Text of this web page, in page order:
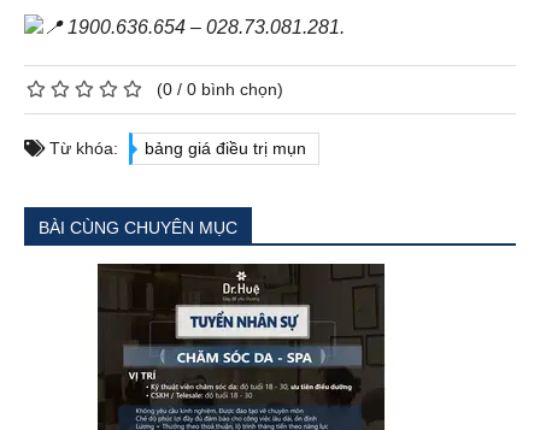
1900.636.654 – 028.73.081.281.
(0 / 0 bình chọn)
Từ khóa: bảng giá điều trị mụn
BÀI CÙNG CHUYÊN MỤC